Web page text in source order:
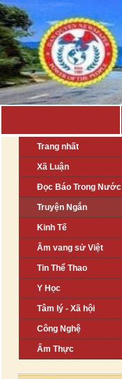
Trang nhất
Xã Luận
Đọc Báo Trong Nước
Truyện Ngắn
Kinh Tế
Âm vang sử Việt
Tin Thể Thao
Y Học
Tâm lý - Xã hội
Công Nghệ
Ẩm Thực